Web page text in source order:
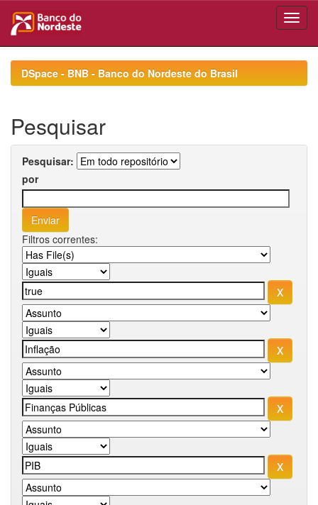
navigationDSpace - BNB - Banco do Nordeste do Brasil
Pesquisar
Pesquisar:
por
Filtros correntes: